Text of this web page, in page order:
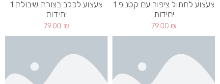
צעצוע לחתול ציפור עם קטניפ 1
יחידות
79.00 ₪
צעצוע לכלב בצורת שיבולת 1
יחידות
79.00 ₪